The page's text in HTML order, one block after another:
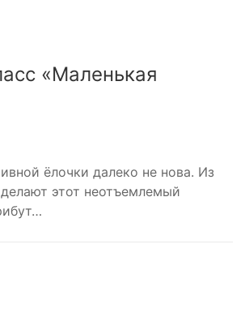
«Маленькая
ёлочки далеко не нова. Из
этот неотъемлемый